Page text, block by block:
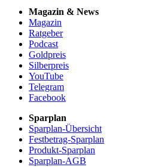
Magazin & News
Magazin
Ratgeber
Podcast
Goldpreis
Silberpreis
YouTube
Telegram
Facebook
Sparplan
Sparplan-Übersicht
Festbetrag-Sparplan
Produkt-Sparplan
Sparplan-AGB